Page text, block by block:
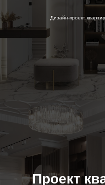
Дизайн-проект
Проект